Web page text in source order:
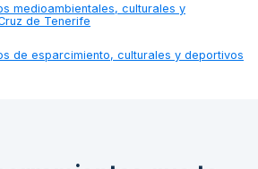
medioambientales, culturales y
de Tenerife
de esparcimiento, culturales y deportivos